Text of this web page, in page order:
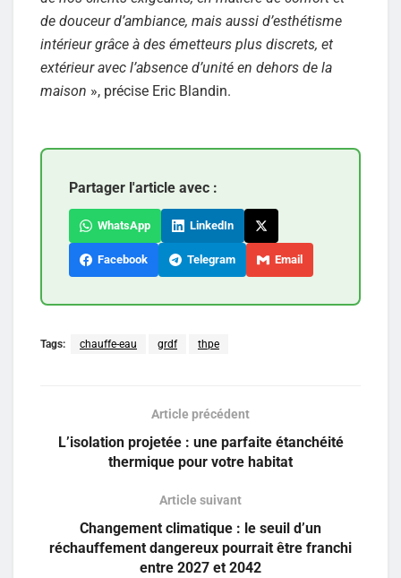
de douceur d’ambiance, mais aussi d’esthétisme
intérieur grâce à des émetteurs plus discrets, et
extérieur avec l’absence d’unité en dehors de la
maison », précise Eric Blandin.
Partager l'article avec :
WhatsApp LinkedIn
Facebook Telegram Email
Tags: chauffe-eau grdf thpe
Article précédent
L’isolation projetée : une parfaite étanchéité
thermique pour votre habitat
Article suivant
Changement climatique : le seuil d’un
réchauffement dangereux pourrait être franchi
entre 2027 et 2042